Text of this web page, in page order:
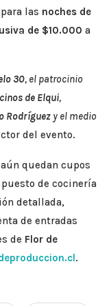
las noches de
de $10.000 a
30, el patrocinio
de Elqui,
Rodríguez y el medio
del evento.
quedan cupos
de cocinería
detallada,
de entradas
de Flor de
.